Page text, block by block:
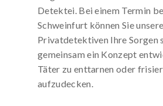
Detektei. Bei einem Termin
Schweinfurt können Sie
Privatdetektiven Ihre Sorgen
gemeinsam ein Konzept
Täter zu enttarnen oder
aufzudecken.